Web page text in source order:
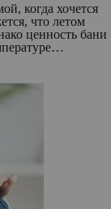
когда хочется
что летом
ценность бани